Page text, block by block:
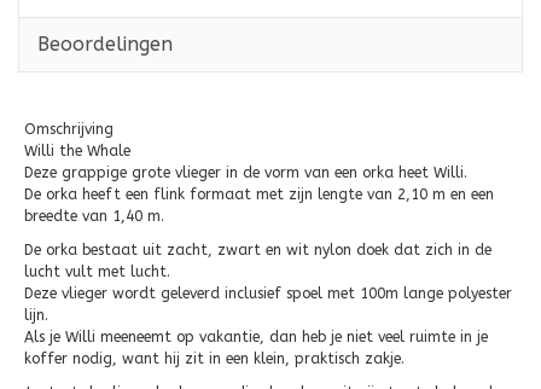
Beoordelingen
Omschrijving
Willi the Whale
Deze grappige grote vlieger in de vorm van een orka heet Willi.
De orka heeft een flink formaat met zijn lengte van 2,10 m en een
breedte van 1,40 m.
De orka bestaat uit zacht, zwart en wit nylon doek dat zich in de
lucht vult met lucht.
Deze vlieger wordt geleverd inclusief spoel met 100m lange polyester
lijn.
Als je Willi meeneemt op vakantie, dan heb je niet veel ruimte in je
koffer nodig, want hij zit in een klein, praktisch zakje.